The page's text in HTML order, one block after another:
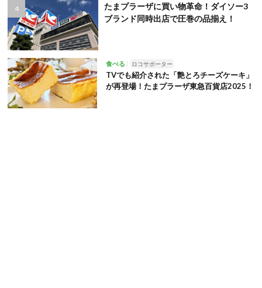
たまプラーザに買い物革命！ダイソー3
ブランド同時出店で圧巻の品揃え！
食べる ロコサポーター
TVでも紹介された「艶とろチーズケーキ」
が再登場！たまプラーザ東急百貨店2025！